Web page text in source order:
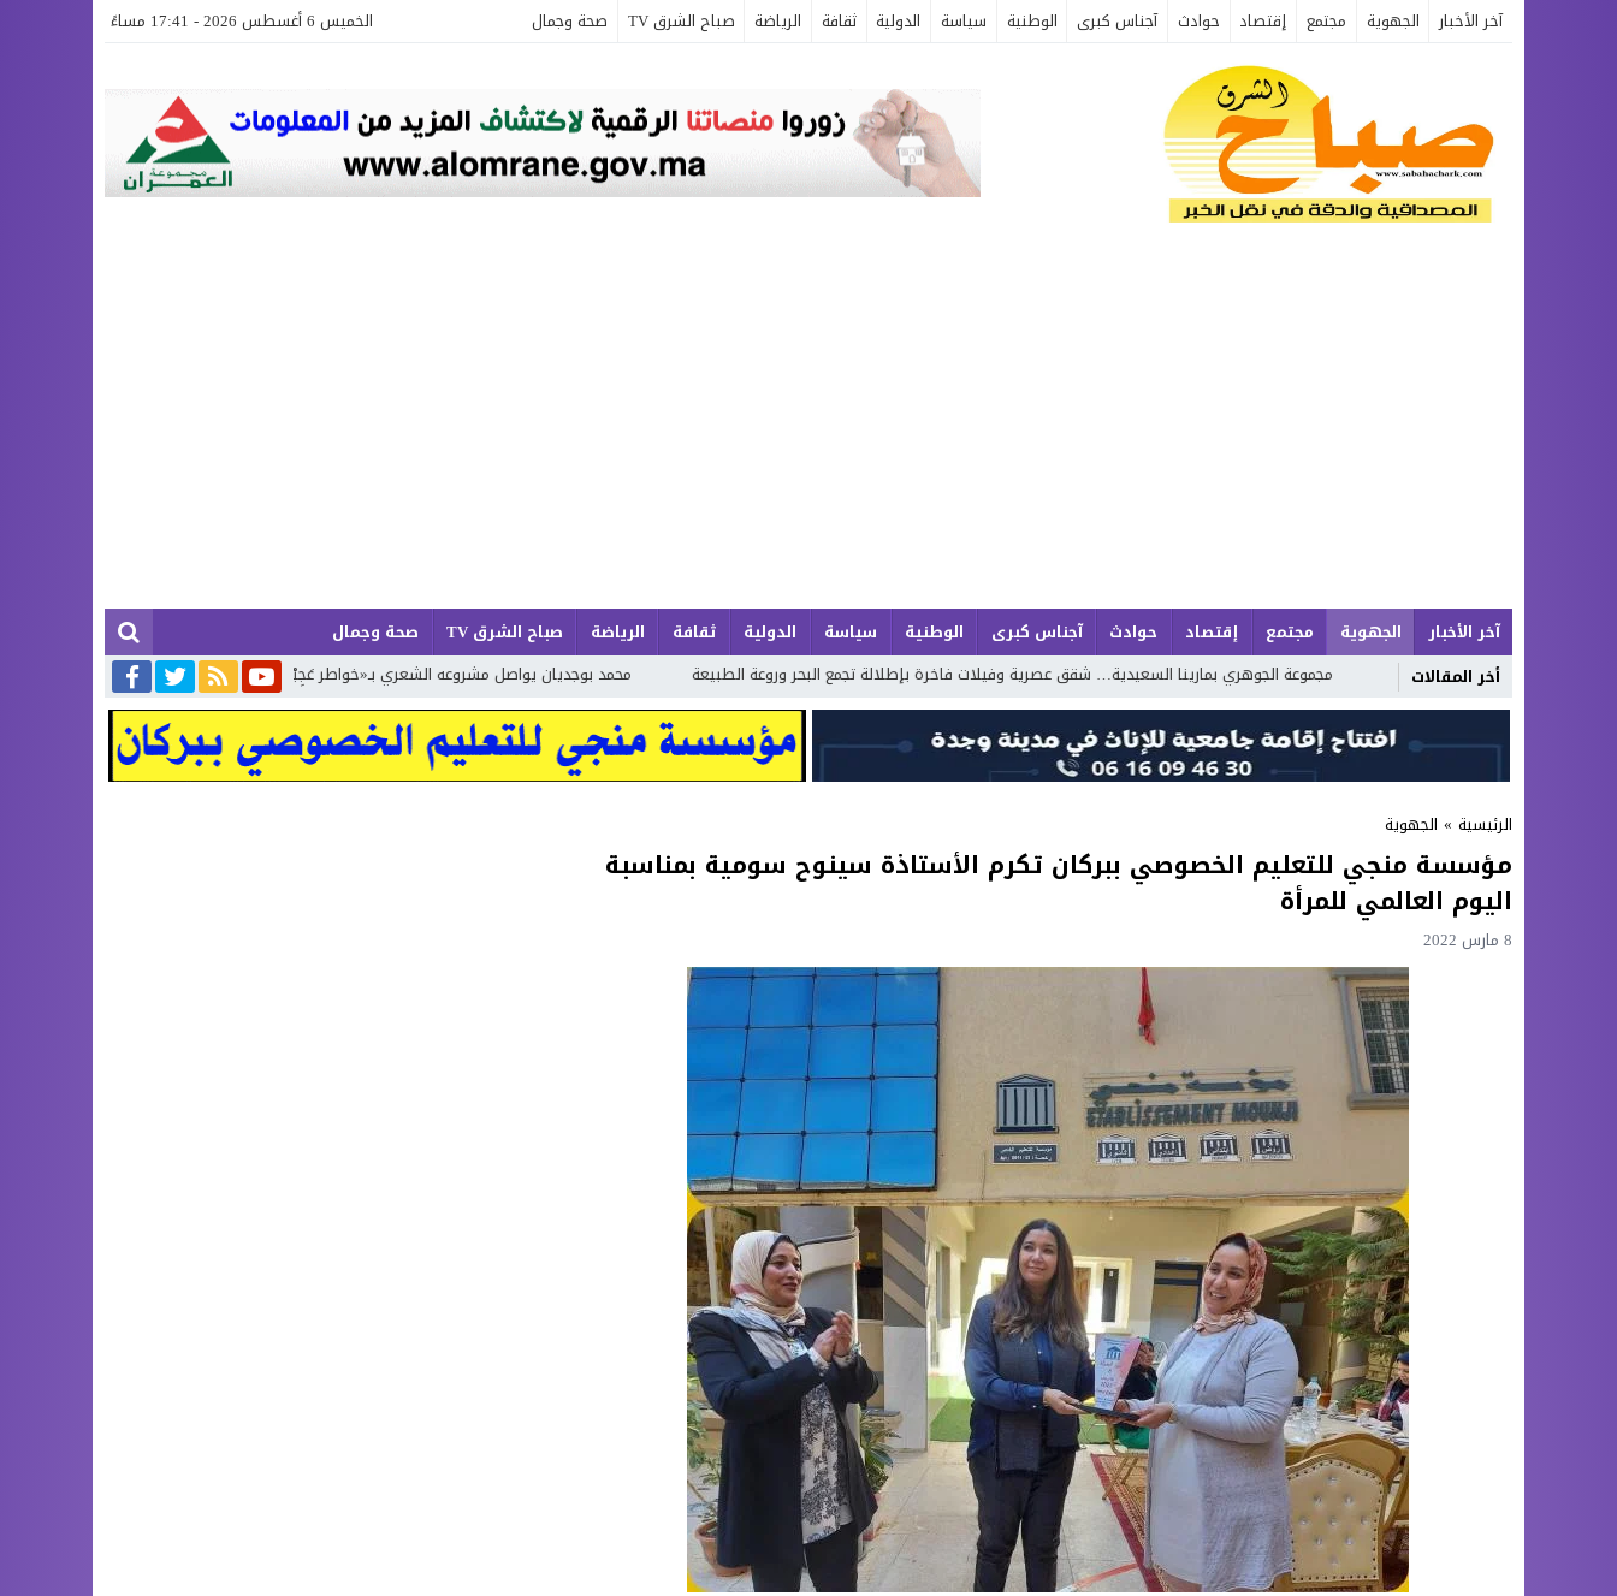
آخر الأخبار الجهوية مجتمع إقتصاد حوادث آجناس كبرى الوطنية سياسة الدولية ثقافة الرياضة صباح الشرق TV صحة وجمال الخميس 6 أغسطس 2026 - 17:41 مساءً
آخر الأخبار الجهوية مجتمع إقتصاد حوادث آجناس كبرى الوطنية سياسة الدولية ثقافة الرياضة صباح الشرق TV
صحة وجمال
أخر المقالات
مجموعة الجوهري بمارينا السعيدية… شقق عصرية وفيلات فاخرة بإطلالة تجمع البحر وروعة الطبيعة محمد بوجديان يواصل مشروعه الشعري بـ«خواطر عَجِبْتُ لَكَ يَا زَمَن»… الجزء الرابع تكريم حفظة كتاب الله في اختتام
الرئيسية » الجهوية
مؤسسة منجي للتعليم الخصوصي ببركان تكرم الأستاذة سينوح سومية بمناسبة
اليوم العالمي للمرأة
8 مارس 2022